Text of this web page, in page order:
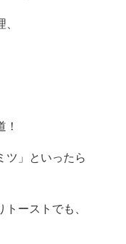
ツ」といったら
ーストでも、